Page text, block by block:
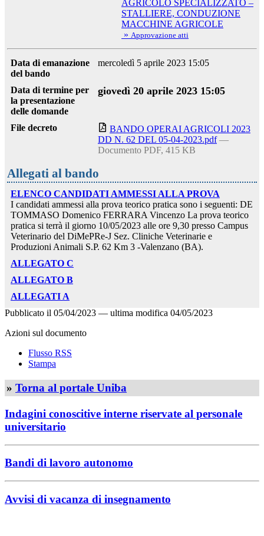
AGRICOLO SPECIALIZZATO –
STALLIERE, CONDUZIONE
MACCHINE AGRICOLE
» Approvazione atti
Data di emanazione
del bando
mercoledì 5 aprile 2023 15:05
Data di termine per
la presentazione
delle domande
giovedì 20 aprile 2023 15:05
File decreto
BANDO OPERAI AGRICOLI 2023
DD N. 62 DEL 05-04-2023.pdf —
Documento PDF, 415 KB
Allegati al bando
ELENCO CANDIDATI AMMESSI ALLA PROVA
I candidati ammessi alla prova teorico pratica sono i seguenti: DE
TOMMASO Domenico FERRARA Vincenzo La prova teorico
pratica si terrà il giorno 10/05/2023 alle ore 9,30 presso Campus
Veterinario del DiMePRe-J Sez. Cliniche Veterinarie e
Produzioni Animali S.P. 62 Km 3 -Valenzano (BA).
ALLEGATO C
ALLEGATO B
ALLEGATI A
Pubblicato il 05/04/2023 — ultima modifica 04/05/2023
Azioni sul documento
Flusso RSS
Stampa
» Torna al portale Uniba
Indagini conoscitive interne riservate al personale
universitario
Bandi di lavoro autonomo
Avvisi di vacanza di insegnamento